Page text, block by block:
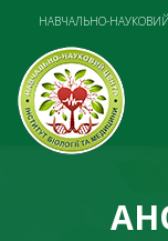
НАВЧАЛЬНО-НАУКОВИЙ